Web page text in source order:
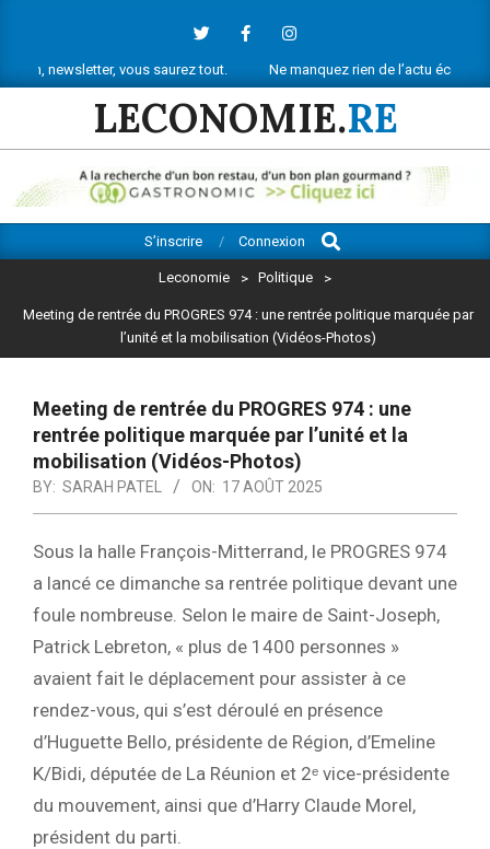
contentvous saurez tout. Ne manquez rien de l’actu économique
LECONOMIE.RE
Navigation
S’inscrire Connexion
Search
Leconomie > Politique >
Meeting de rentrée du PROGRES 974 : une rentrée politique marquée par
l’unité et la mobilisation (Vidéos-Photos)
Meeting de rentrée du PROGRES 974 : une
rentrée politique marquée par l’unité et la
mobilisation (Vidéos-Photos)
BY: SARAH PATEL ON: 17 AOÛT 2025
Sous la halle François-Mitterrand, le PROGRES 974
a lancé ce dimanche sa rentrée politique devant une
foule nombreuse. Selon le maire de Saint-Joseph,
Patrick Lebreton, « plus de 1400 personnes »
avaient fait le déplacement pour assister à ce
rendez-vous, qui s’est déroulé en présence
d’Huguette Bello, présidente de Région, d’Emeline
K/Bidi, députée de La Réunion et 2ᵉ vice-présidente
du mouvement, ainsi que d’Harry Claude Morel,
président du parti.